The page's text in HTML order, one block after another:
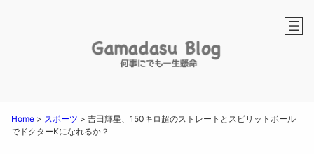
Home > スポーツ > 吉田輝星、150キロ超のストレートとスピリットボール
でドクターKになれるか？